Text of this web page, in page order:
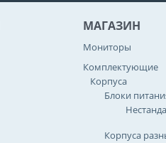
МАГАЗИН
Мониторы
Комплектующие
Корпуса
Блоки
Корпуса